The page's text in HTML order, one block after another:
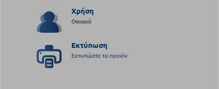
Χρήση
Οικιακό
Εκτύπωση
Εκτυπώστε το προϊόν